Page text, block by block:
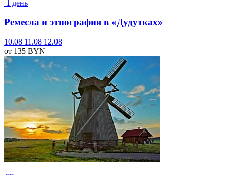
1 день
Ремесла и этнография в «Дудутках»
10.08 11.08 12.08
от 135 BYN